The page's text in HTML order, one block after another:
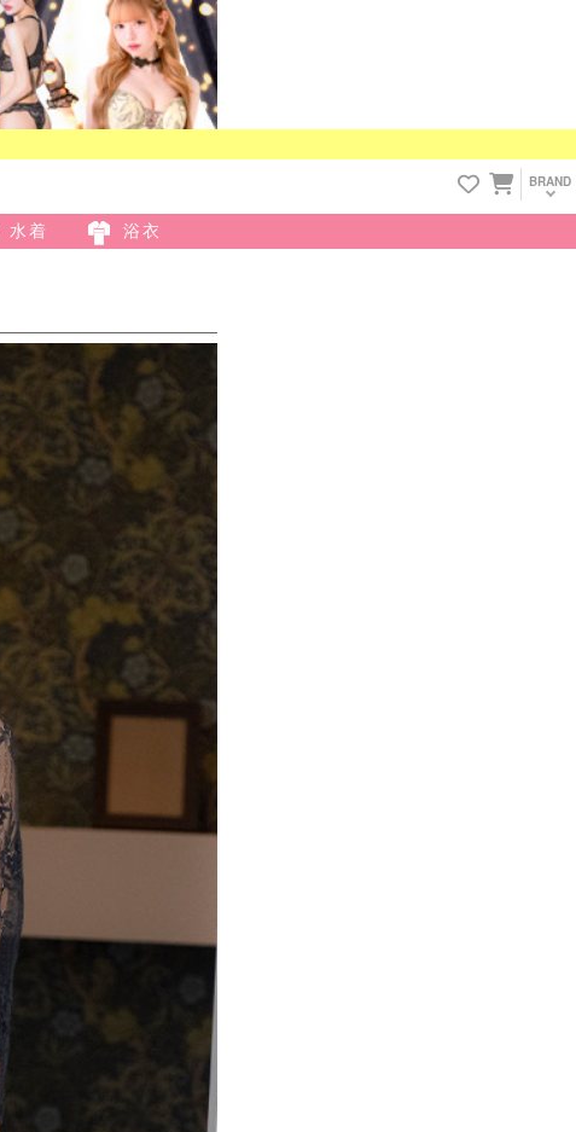
BRAND
水着 浴衣